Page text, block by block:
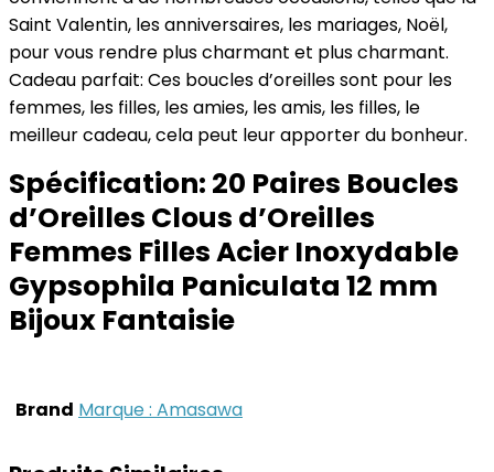
Saint Valentin, les anniversaires, les mariages, Noël,
pour vous rendre plus charmant et plus charmant.
Cadeau parfait: Ces boucles d’oreilles sont pour les
femmes, les filles, les amies, les amis, les filles, le
meilleur cadeau, cela peut leur apporter du bonheur.
Spécification: 20 Paires Boucles
d’Oreilles Clous d’Oreilles
Femmes Filles Acier Inoxydable
Gypsophila Paniculata 12 mm
Bijoux Fantaisie
Brand Marque : Amasawa